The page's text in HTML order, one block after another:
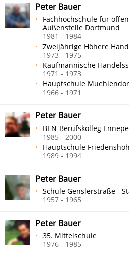
Peter Bauer
Fachhochschule für
Außenstelle Dortmund
1981 - 1984
Zweijährige Höhere
1973 - 1975
Kaufmännische
1971 - 1973
Hauptschule
1966 - 1971
Peter Bauer
BEN-Berufskolleg
1985 - 2000
Hauptschule
1989 - 1994
Peter Bauer
Schule Genslerstraße -
1957 - 1965
Peter Bauer
35. Mittelschule
1976 - 1985